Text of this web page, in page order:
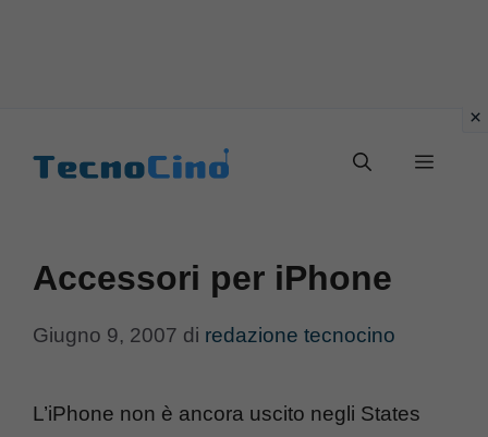
Menu
Accessori per iPhone
Giugno 9, 2007 di redazione tecnocino
L’iPhone non è ancora uscito negli States